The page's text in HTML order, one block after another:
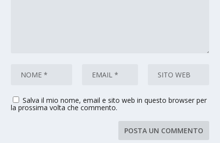
Salva il mio nome, email e sito web in questo browser per
la prossima volta che commento.